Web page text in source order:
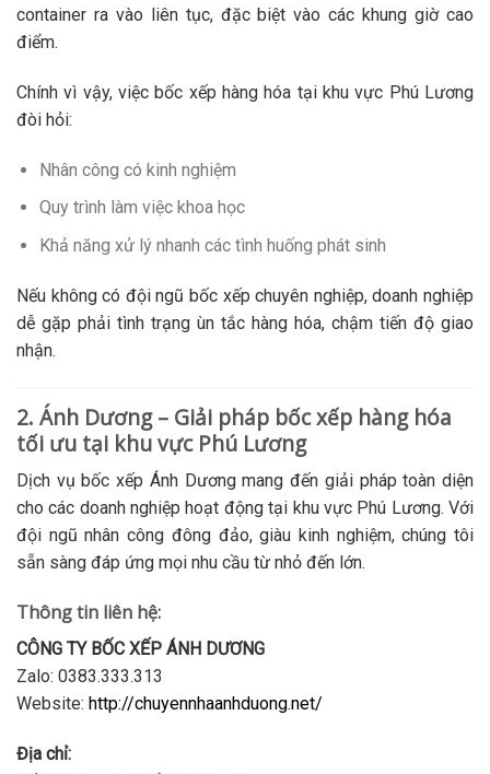
container ra vào liên tục, đặc biệt vào các khung giờ cao
điểm.
Chính vì vậy, việc bốc xếp hàng hóa tại khu vực Phú Lương
đòi hỏi:
Nhân công có kinh nghiệm
Quy trình làm việc khoa học
Khả năng xử lý nhanh các tình huống phát sinh
Nếu không có đội ngũ bốc xếp chuyên nghiệp, doanh nghiệp
dễ gặp phải tình trạng ùn tắc hàng hóa, chậm tiến độ giao
nhận.
2. Ánh Dương – Giải pháp bốc xếp hàng hóa
tối ưu tại khu vực Phú Lương
Dịch vụ bốc xếp Ánh Dương mang đến giải pháp toàn diện
cho các doanh nghiệp hoạt động tại khu vực Phú Lương. Với
đội ngũ nhân công đông đảo, giàu kinh nghiệm, chúng tôi
sẵn sàng đáp ứng mọi nhu cầu từ nhỏ đến lớn.
Thông tin liên hệ:
CÔNG TY BỐC XẾP ÁNH DƯƠNG
Zalo: 0383.333.313
Website: http://chuyennhaanhduong.net/
Địa chỉ: